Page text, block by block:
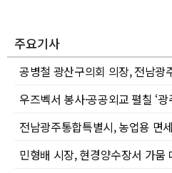
주요기사
우즈벡서 봉사·공공외교 펼칠 ‘
전남광주통합특별시, 농업용 면
민형배 시장, 현경양수장서 가뭄